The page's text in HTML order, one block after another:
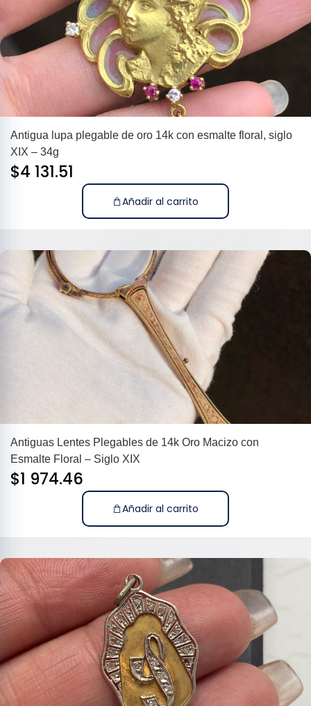
Antigua lupa plegable de oro 14k con esmalte floral, siglo
XIX – 34g
$4 131.51
Añadir al carrito
Antiguas Lentes Plegables de 14k Oro Macizo con
Esmalte Floral – Siglo XIX
$1 974.46
Añadir al carrito